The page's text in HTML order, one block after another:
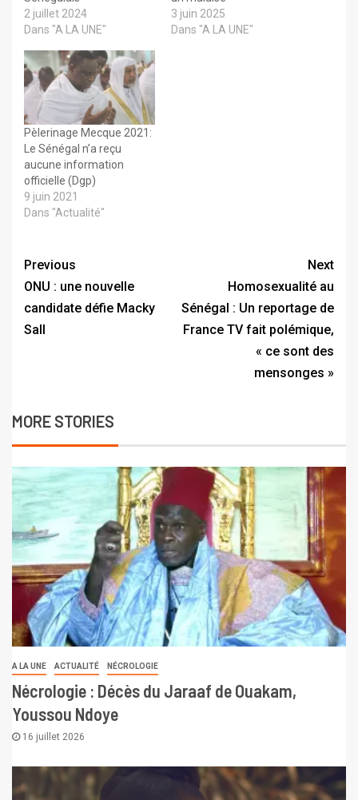
2 juillet 2024
Dans "A LA UNE"
3 juin 2025
Dans "A LA UNE"
Pèlerinage Mecque 2021:
Le Sénégal n’a reçu
aucune information
officielle (Dgp)
9 juin 2021
Dans "Actualité"
Previous
ONU : une nouvelle
candidate défie Macky
Sall
Next
Homosexualité au
Sénégal : Un reportage de
France TV fait polémique,
« ce sont des
mensonges »
MORE STORIES
A LA UNE ACTUALITÉ NÉCROLOGIE
Nécrologie : Décès du Jaraaf de Ouakam,
Youssou Ndoye
16 juillet 2026